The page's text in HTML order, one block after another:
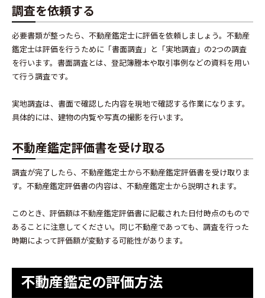
調査を依頼する
必要書類が整ったら、不動産鑑定士に評価を依頼しましょう。不動産
鑑定士は評価を行うために「書面調査」と「実地調査」の2つの調査
を行います。書面調査とは、登記簿謄本や取引事例などの資料を用い
て行う調査です。
実地調査は、書面で確認した内容を現地で確認する作業になります。
具体的には、建物の内覧や写真の撮影を行います。
不動産鑑定評価書を受け取る
調査が完了したら、不動産鑑定士から不動産鑑定評価書を受け取りま
す。不動産鑑定評価書の内容は、不動産鑑定士から説明されます。
このとき、評価額は不動産鑑定評価書に記載された日付時点のもので
あることに注意してください。同じ不動産であっても、調査を行った
時期によって評価額が変動する可能性があります。
不動産鑑定の評価方法